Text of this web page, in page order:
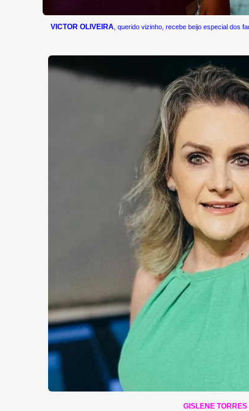
VICTOR OLIVEIRA , querido vizinho, recebe beijo especial dos
GISLENE TORRES